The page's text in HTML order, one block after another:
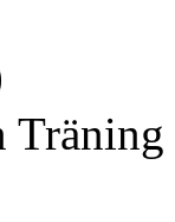
Träning